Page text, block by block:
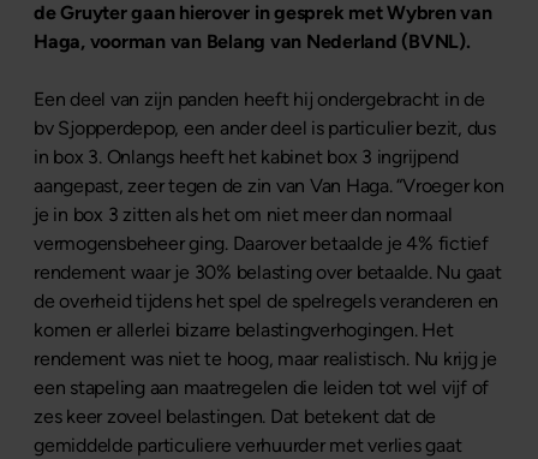
de Gruyter gaan hierover in gesprek met Wybren van
Haga, voorman van Belang van Nederland (BVNL).
Een deel van zijn panden heeft hij ondergebracht in de
bv Sjopperdepop, een ander deel is particulier bezit, dus
in box 3. Onlangs heeft het kabinet box 3 ingrijpend
aangepast, zeer tegen de zin van Van Haga. “Vroeger kon
je in box 3 zitten als het om niet meer dan normaal
vermogensbeheer ging. Daarover betaalde je 4% fictief
rendement waar je 30% belasting over betaalde. Nu gaat
de overheid tijdens het spel de spelregels veranderen en
komen er allerlei bizarre belastingverhogingen. Het
rendement was niet te hoog, maar realistisch. Nu krijg je
een stapeling aan maatregelen die leiden tot wel vijf of
zes keer zoveel belastingen. Dat betekent dat de
gemiddelde particuliere verhuurder met verlies gaat